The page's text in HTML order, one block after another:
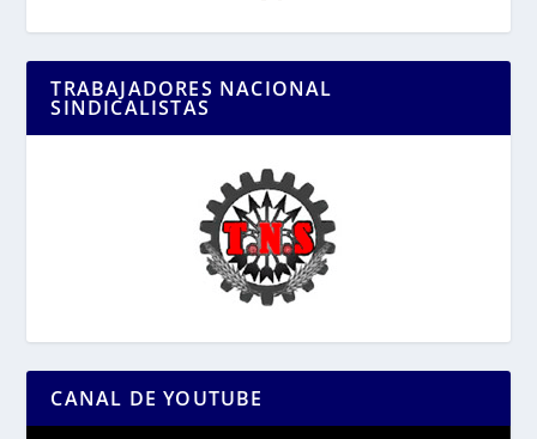
TRABAJADORES NACIONAL
SINDICALISTAS
CANAL DE YOUTUBE